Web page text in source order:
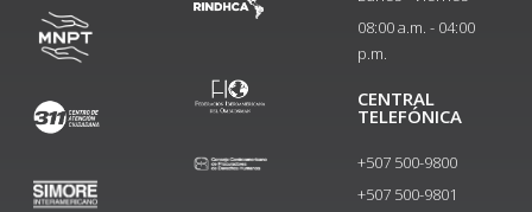
08:00 a.m. - 04:00
p.m.
CENTRAL
TELEFÓNICA
+507 500-9800
+507 500-9801​